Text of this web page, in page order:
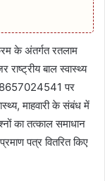
के अंतर्गत रतलाम
बाल स्वास्थ्य
8657024541 पर
माहवारी के संबंध में
का तत्काल समाधान
पत्र वितरित किए